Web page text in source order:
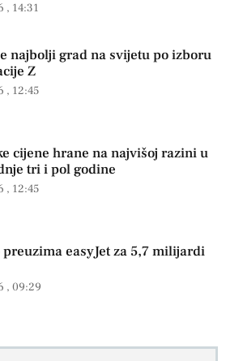
14:31
najbolji grad na svijetu po izboru
Z
12:45
cijene hrane na najvišoj razini u
tri i pol godine
12:45
easyJet za 5,7 milijardi
09:29